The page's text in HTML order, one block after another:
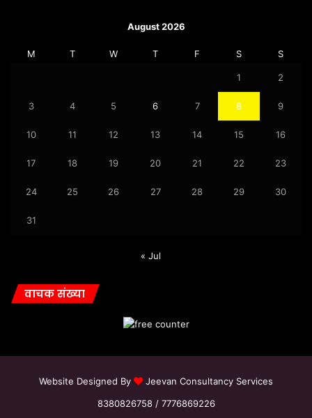
August 2026
M T W T F S S
1 2
3 4 5 6 7 8 9
10 11 12 13 14 15 16
17 18 19 20 21 22 23
24 25 26 27 28 29 30
31
« Jul
वाचक संख्या
Website Designed By
Jeevan Consultancy Services
8380826758 / 7776869226